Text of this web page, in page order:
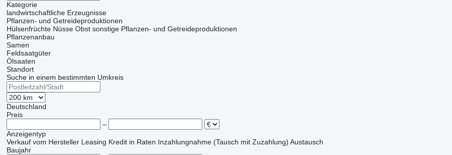
Kategorie
landwirtschaftliche Erzeugnisse
Pflanzen- und Getreideproduktionen
Hülsenfrüchte Nüsse Obst sonstige Pflanzen- und Getreideproduktionen
Pflanzenanbau
Samen
Feldsaatgüter
Ölsaaten
Standort
Suche in einem bestimmten Umkreis
Deutschland
Preis
–
Anzeigentyp
Verkauf vom Hersteller Leasing Kredit in Raten Inzahlungnahme (Tausch mit Zuzahlung) Austausch
Baujahr